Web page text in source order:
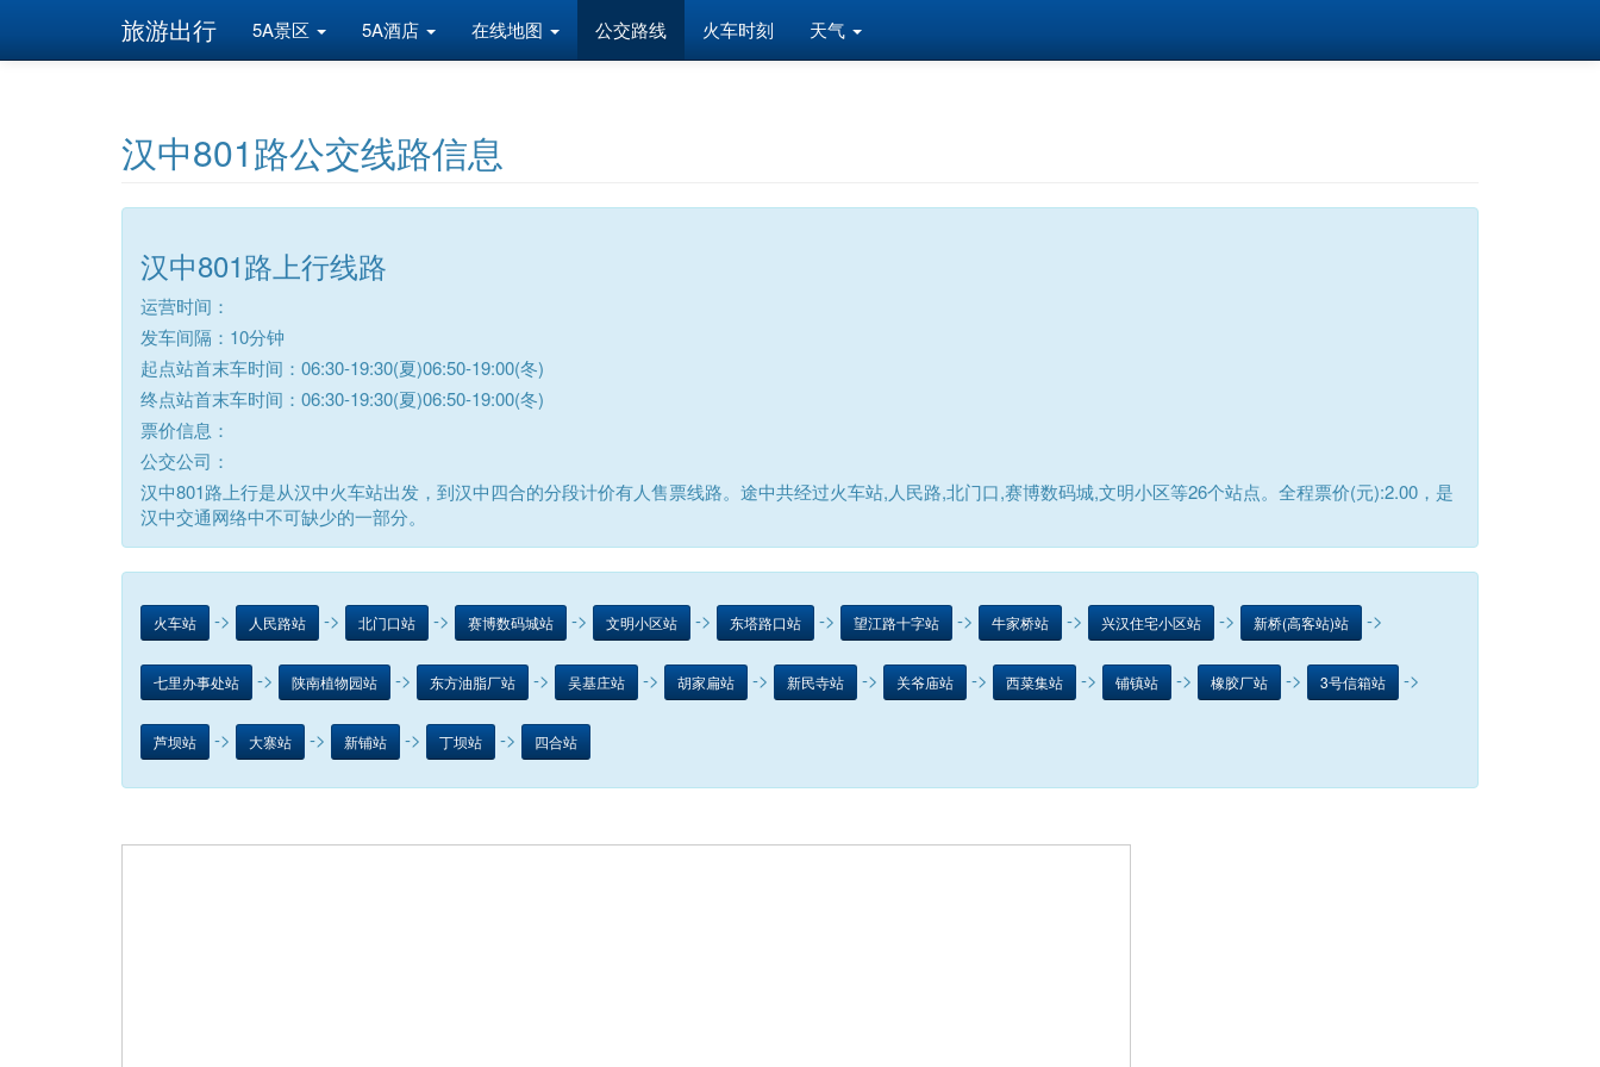
旅游出行 5A景区 5A酒店 在线地图 公交路线 火车时刻 天气
汉中801路公交线路信息
汉中801路上行线路
运营时间：
发车间隔：10分钟
起点站首末车时间：06:30-19:30(夏)06:50-19:00(冬)
终点站首末车时间：06:30-19:30(夏)06:50-19:00(冬)
票价信息：
公交公司：
汉中801路上行是从汉中火车站出发，到汉中四合的分段计价有人售票线路。途中共经过火车站,人民路,北门口,赛博数码城,文明小区等26个站点。全程票价(元):2.00，是
汉中交通网络中不可缺少的一部分。
火车站 -> 人民路站 -> 北门口站 -> 赛博数码城站 -> 文明小区站 -> 东塔路口站 -> 望江路十字站 -> 牛家桥站 -> 兴汉住宅小区站 -> 新桥(高客站)站 ->
七里办事处站 -> 陕南植物园站 -> 东方油脂厂站 -> 吴基庄站 -> 胡家扁站 -> 新民寺站 -> 关爷庙站 -> 西菜集站 -> 铺镇站 -> 橡胶厂站 -> 3号信箱站 ->
芦坝站 -> 大寨站 -> 新铺站 -> 丁坝站 -> 四合站